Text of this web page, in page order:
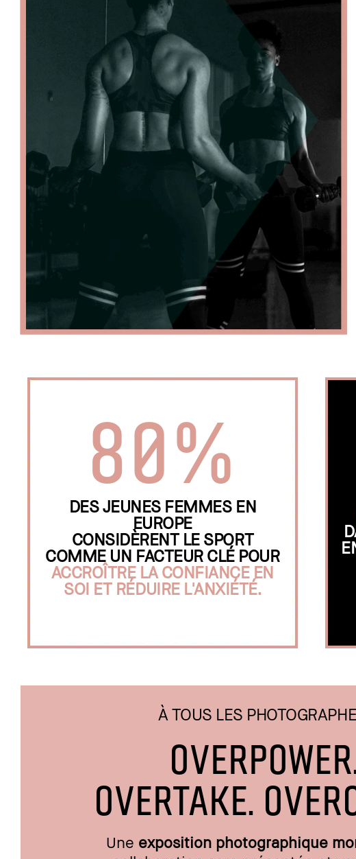
80%
DES JEUNES FEMMES EN
EUROPE
CONSIDÈRENT LE SPORT
COMME UN FACTEUR CLÉ POUR
ACCROÎTRE LA CONFIANCE EN
SOI ET RÉDUIRE L'ANXIÉTÉ.
À TOUS LES
OVERTAKE.
Une exposition photographique